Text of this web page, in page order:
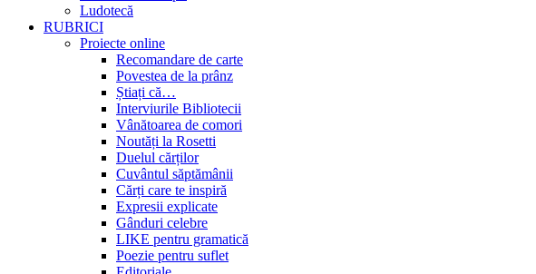
Ludotecă
RUBRICI
Proiecte online
Recomandare de carte
Povestea de la prânz
Știați că…
Interviurile Bibliotecii
Vânătoarea de comori
Noutăți la Rosetti
Duelul cărților
Cuvântul săptămânii
Cărți care te inspiră
Expresii explicate
Gânduri celebre
LIKE pentru gramatică
Poezie pentru suflet